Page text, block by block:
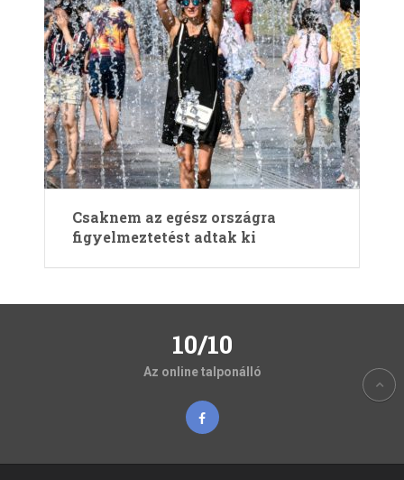
Csaknem az egész országra
figyelmeztetést adtak ki
10/10
Az online talponálló